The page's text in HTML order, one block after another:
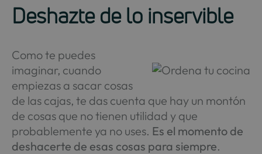
Deshazte de lo inservible
Como te puedes
imaginar, cuando
empiezas a sacar cosas
de las cajas, te das cuenta que hay un montón
de cosas que no tienen utilidad y que
probablemente ya no uses. Es el momento de
deshacerte de esas cosas para siempre.